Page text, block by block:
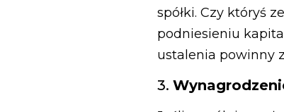
spółki. Czy któryś
podniesieniu
ustalenia powinny
3.